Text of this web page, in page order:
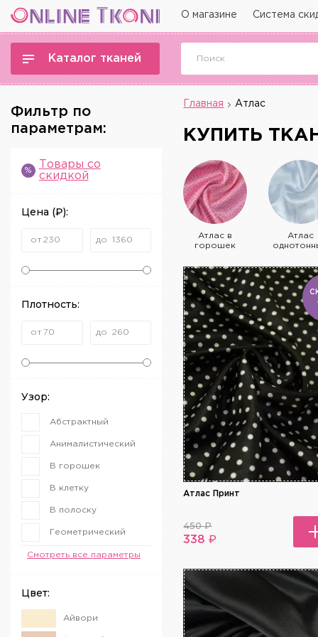
О магазине Система
Каталог тканей
Фильтр по
параметрам:
%
Товары со
скидкой
Цена (₽):
Плотность:
Узор:
Абстрактный
Анималистический
В горошек
В клетку
В полоску
Геометрический
Горохи
Полоска
Смотреть все параметры
Цвет:
Айвори
Главная Атлас
КУПИТЬ
Атлас в
горошек
Атлас
Атлас Принт
450₽
338₽